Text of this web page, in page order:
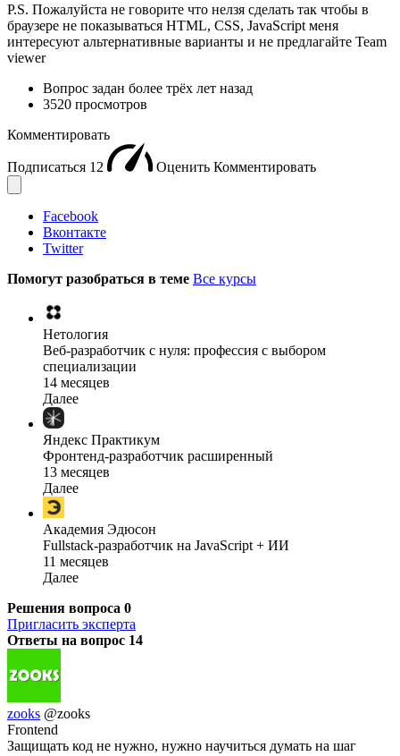
P.S. Пожалуйста не говорите что нелзя сделать так чтобы в
браузере не показываться HTML, CSS, JavaScript меня
интересуют альтернативные варианты и не предлагайте Team
viewer
Вопрос задан более трёх лет назад
3520 просмотров
Комментировать
Подписаться 12 Оценить Комментировать
Facebook
Вконтакте
Twitter
Помогут разобраться в теме Все курсы
Нетология
Веб-разработчик с нуля: профессия с выбором
специализации
14 месяцев
Далее
Яндекс Практикум
Фронтенд-разработчик расширенный
13 месяцев
Далее
Академия Эдюсон
Fullstack-разработчик на JavaScript + ИИ
11 месяцев
Далее
Решения вопроса 0
Пригласить эксперта
Ответы на вопрос 14
zooks @zooks
Frontend
Защищать код не нужно, нужно научиться думать на шаг